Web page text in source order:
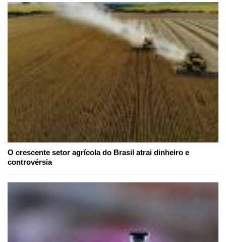
O crescente setor agrícola do Brasil atrai dinheiro e
controvérsia